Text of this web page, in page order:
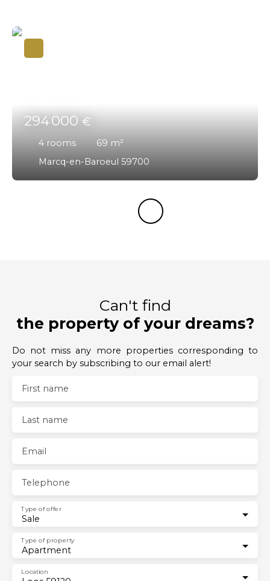
294 000€
4 rooms 69 m²
Marcq-en-Baroeul 59700
Can't find
the property of your dreams?
Do not miss any more properties corresponding to
your search by subscribing to our email alert!
First name
Last name
Email
Telephone
Sale
Type of offer
Apartment
Type of property
Location